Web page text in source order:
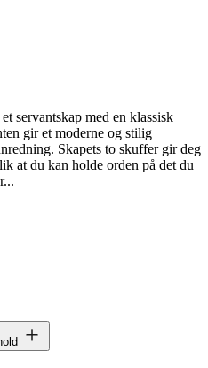
servantskap med en klassisk
gir et moderne og stilig
Skapets to skuffer gir deg
at du kan holde orden på det du